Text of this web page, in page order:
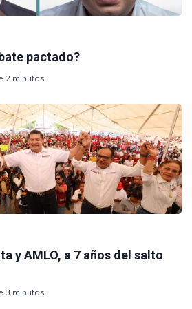
pactado?
2 minutos
y AMLO, a 7 años del salto
3 minutos